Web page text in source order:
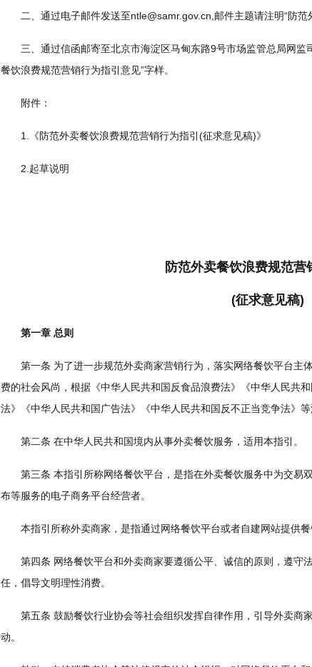
二、通过电子邮件发送至ntle@samr.gov.cn,邮件主题请注明“防范
三、通过信函邮寄至北京市海淀区马甸东路9号市场监管总局网监
餐饮浪费规范营销行为指引意见”字样。
附件：
1.《防范外卖餐饮浪费规范营销行为指引(征求意见稿)》
2.起草说明
防范外卖餐饮浪费规范营
(征求意见稿)
第一章 总则
第一条 为了进一步规范外卖商家营销行为，落实网络餐饮平台主
费的社会风尚，根据《中华人民共和国反食品浪费法》《中华人民共
法》《中华人民共和国广告法》《中华人民共和国反不正当竞争法》等
第二条 在中华人民共和国境内从事外卖餐饮服务，适用本指引。
第三条 本指引所称网络餐饮平台，是指在外卖餐饮服务中为交易
布等服务的电子商务平台经营者。
本指引所称外卖商家，是指通过网络餐饮平台或者自建网站提供餐
第四条 网络餐饮平台和外卖商家要遵循公平、诚信的原则，遵守
任，倡导文明理性消费。
第五条 鼓励餐饮行业协会等社会组织发挥自律作用，引导外卖商
动。